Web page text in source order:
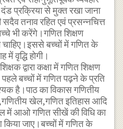
दंड प्रक्रिया से मुक्त रखा जाना
सदैव तनाव रहित एवं प्रसन्नचित्त
भी करेंगे।गणित शिक्षण
चाहिए।इससे बच्चों में गणित के
में वृद्धि होगी।
द्वारा कक्षा में गणित शिक्षण
बच्चों में गणित पढ़ने के प्रति
है।पाठ का विकास गणितीय
खेल,गणित इतिहास आदि
में आओ गणित सीखें की विधि का
किया जाए।बच्चों में गणित के